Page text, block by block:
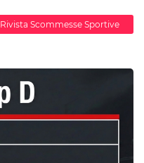
Rivista Scommesse Sportive